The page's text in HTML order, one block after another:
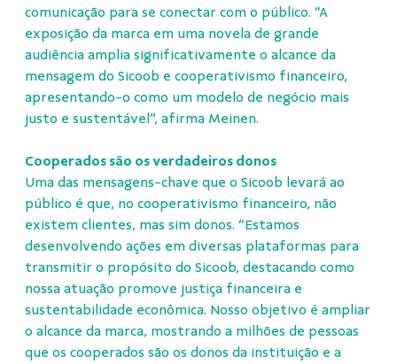
comunicação para se conectar com o público. “A
exposição da marca em uma novela de grande
audiência amplia significativamente o alcance da
mensagem do Sicoob e cooperativismo financeiro,
apresentando-o como um modelo de negócio mais
justo e sustentável”, afirma Meinen.
Cooperados são os verdadeiros donos
Uma das mensagens-chave que o Sicoob levará ao
público é que, no cooperativismo financeiro, não
existem clientes, mas sim donos. “Estamos
desenvolvendo ações em diversas plataformas para
transmitir o propósito do Sicoob, destacando como
nossa atuação promove justiça financeira e
sustentabilidade econômica. Nosso objetivo é ampliar
o alcance da marca, mostrando a milhões de pessoas
que os cooperados são os donos da instituição e a